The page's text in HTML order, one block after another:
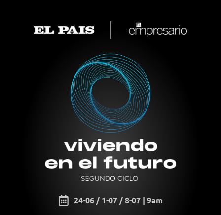
24-06 / 1-07 / 8-07 | 9am